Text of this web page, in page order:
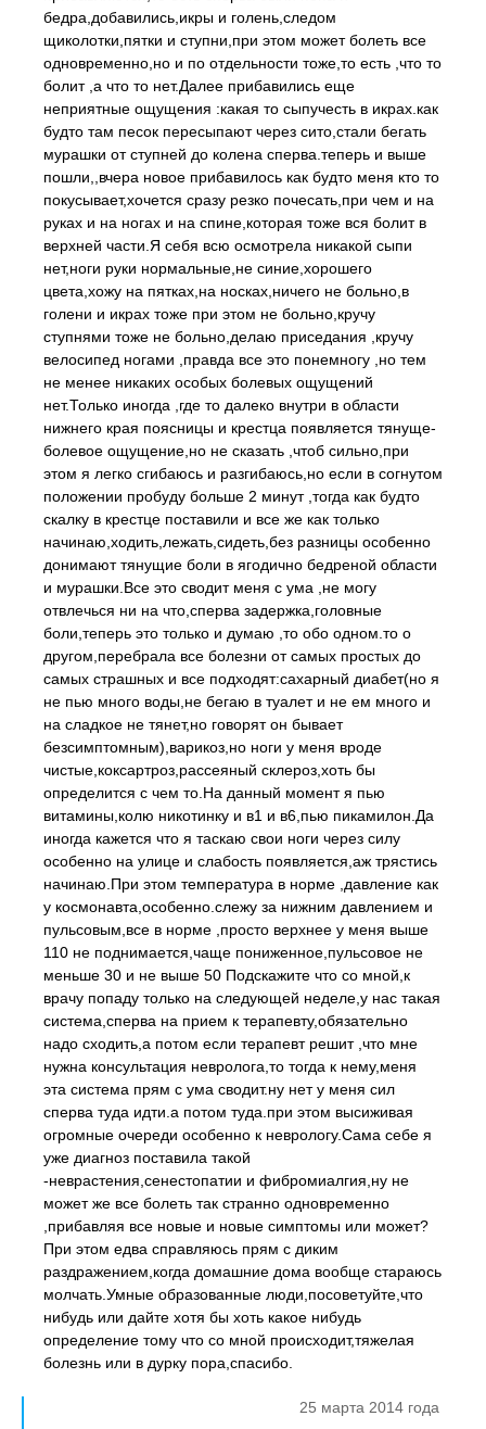
бедра,добавились,икры и голень,следом
щиколотки,пятки и ступни,при этом может болеть все
одновременно,но и по отдельности тоже,то есть ,что то
болит ,а что то нет.Далее прибавились еще
неприятные ощущения :какая то сыпучесть в икрах.как
будто там песок пересыпают через сито,стали бегать
мурашки от ступней до колена сперва.теперь и выше
пошли,,вчера новое прибавилось как будто меня кто то
покусывает,хочется сразу резко почесать,при чем и на
руках и на ногах и на спине,которая тоже вся болит в
верхней части.Я себя всю осмотрела никакой сыпи
нет,ноги руки нормальные,не синие,хорошего
цвета,хожу на пятках,на носках,ничего не больно,в
голени и икрах тоже при этом не больно,кручу
ступнями тоже не больно,делаю приседания ,кручу
велосипед ногами ,правда все это понемногу ,но тем
не менее никаких особых болевых ощущений
нет.Только иногда ,где то далеко внутри в области
нижнего края поясницы и крестца появляется тянуще-
болевое ощущение,но не сказать ,чтоб сильно,при
этом я легко сгибаюсь и разгибаюсь,но если в согнутом
положении пробуду больше 2 минут ,тогда как будто
скалку в крестце поставили и все же как только
начинаю,ходить,лежать,сидеть,без разницы особенно
донимают тянущие боли в ягодично бедреной области
и мурашки.Все это сводит меня с ума ,не могу
отвлечься ни на что,сперва задержка,головные
боли,теперь это только и думаю ,то обо одном.то о
другом,перебрала все болезни от самых простых до
самых страшных и все подходят:сахарный диабет(но я
не пью много воды,не бегаю в туалет и не ем много и
на сладкое не тянет,но говорят он бывает
безсимптомным),варикоз,но ноги у меня вроде
чистые,коксартроз,рассеяный склероз,хоть бы
определится с чем то.На данный момент я пью
витамины,колю никотинку и в1 и в6,пью пикамилон.Да
иногда кажется что я таскаю свои ноги через силу
особенно на улице и слабость появляется,аж трястись
начинаю.При этом температура в норме ,давление как
у космонавта,особенно.слежу за нижним давлением и
пульсовым,все в норме ,просто верхнее у меня выше
110 не поднимается,чаще пониженное,пульсовое не
меньше 30 и не выше 50 Подскажите что со мной,к
врачу попаду только на следующей неделе,у нас такая
система,сперва на прием к терапевту,обязательно
надо сходить,а потом если терапевт решит ,что мне
нужна консультация невролога,то тогда к нему,меня
эта система прям с ума сводит.ну нет у меня сил
сперва туда идти.а потом туда.при этом высиживая
огромные очереди особенно к неврологу.Сама себе я
уже диагноз поставила такой
-неврастения,сенестопатии и фибромиалгия,ну не
может же все болеть так странно одновременно
,прибавляя все новые и новые симптомы или может?
При этом едва справляюсь прям с диким
раздражением,когда домашние дома вообще стараюсь
молчать.Умные образованные люди,посоветуйте,что
нибудь или дайте хотя бы хоть какое нибудь
определение тому что со мной происходит,тяжелая
болезнь или в дурку пора,спасибо.
25 марта 2014 года